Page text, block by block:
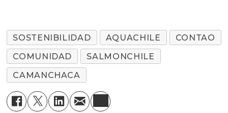
SOSTENIBILIDAD AQUACHILE
CONTAO
COMUNIDAD
SALMONCHILE
CAMANCHACA